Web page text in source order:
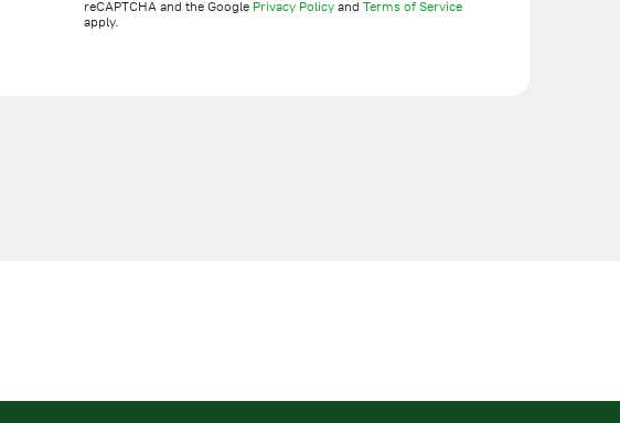
reCAPTCHA and the Google Privacy Policy and Terms of Service
apply.